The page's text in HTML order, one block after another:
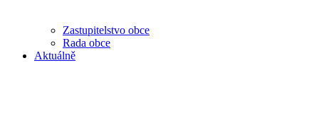
Zastupitelstvo obce
Rada obce
Aktuálně